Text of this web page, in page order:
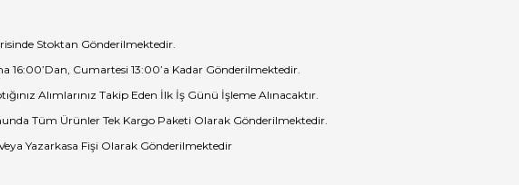
Stoktan Gönderilmektedir.
16:00’Dan, Cumartesi 13:00’a Kadar Gönderilmektedir.
Alımlarınız Takip Eden İlk İş Günü İşleme Alınacaktır.
Tüm Ürünler Tek Kargo Paketi Olarak Gönderilmektedir.
Yazarkasa Fişi Olarak Gönderilmektedir